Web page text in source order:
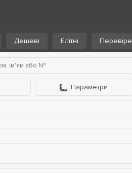
Дешеві Елітні
Параметри